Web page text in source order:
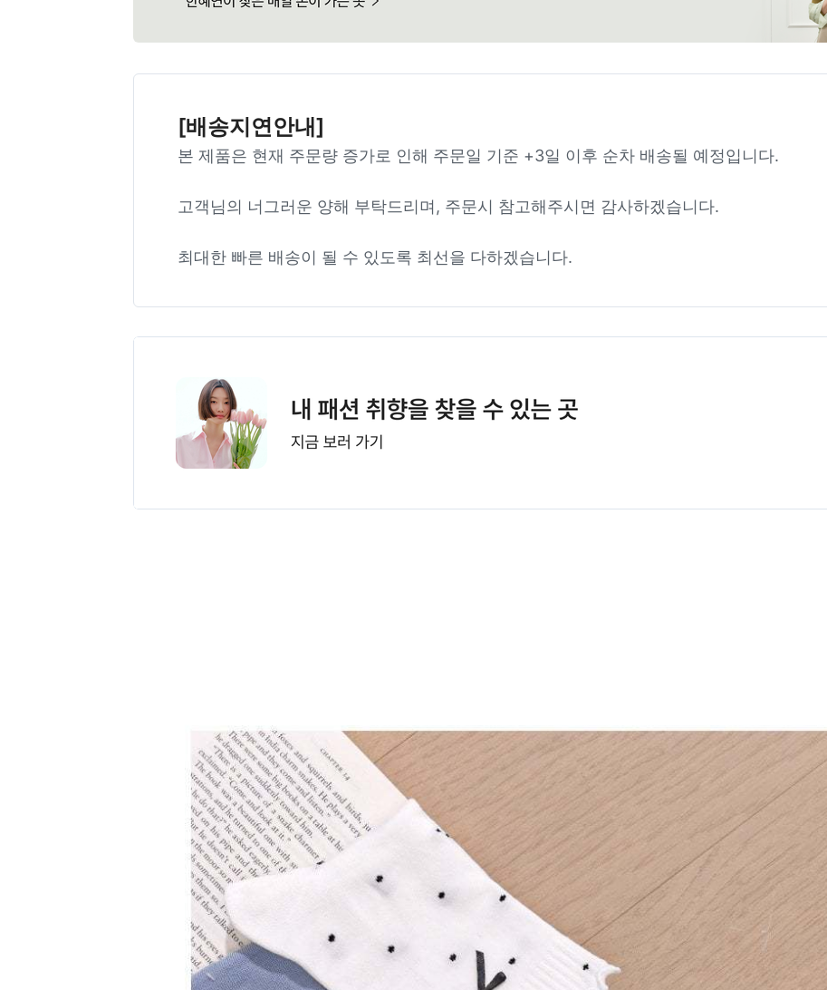
[배송지연안내]
본 제품은 현재 주문량 증가로 인해 주문일 기준 +3일 이후 순차 배송될 예정입니다.
고객님의 너그러운 양해 부탁드리며, 주문시 참고해주시면 감사하겠습니다.
최대한 빠른 배송이 될 수 있도록 최선을 다하겠습니다.